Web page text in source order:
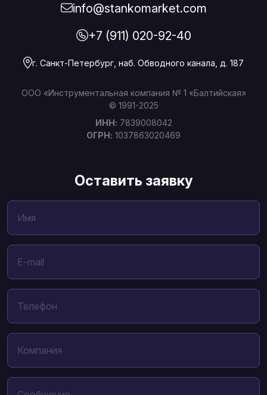
info@stankomarket.com
+7 (911) 020-92-40
г. Санкт-Петербург, наб. Обводного канала, д. 187
ООО «Инструментальная компания № 1 «Балтийская»
© 1991-2025
ИНН: 7839008042
ОГРН: 1037863020469
Оставить заявку